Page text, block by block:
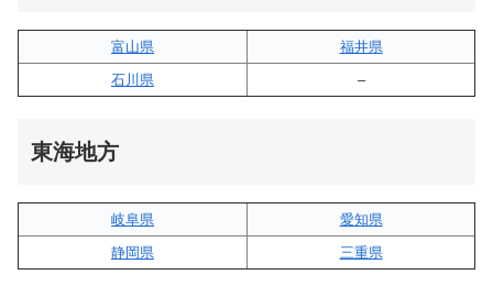
富山県
福井県
石川県
–
東海地方
岐阜県
愛知県
静岡県
三重県